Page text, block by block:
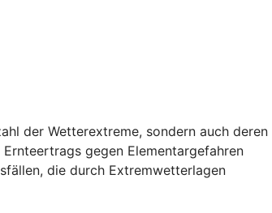
der Wetterextreme, sondern auch deren
gegen Elementargefahren
die durch Extremwetterlagen